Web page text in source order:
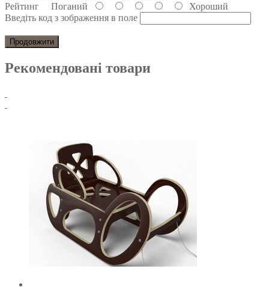
Рейтинг Поганий
Хороший
Введіть код з зображення в поле
Продовжити
Рекомендовані товари